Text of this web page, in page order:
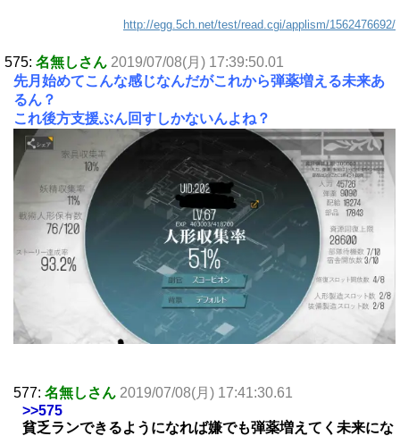
http://egg.5ch.net/test/read.cgi/applism/1562476692/
575: 名無しさん 2019/07/08(月) 17:39:50.01
先月始めてこんな感じなんだがこれから弾薬増える未来あ
るん？
これ後方支援ぶん回すしかないんよね？
577: 名無しさん 2019/07/08(月) 17:41:30.61
>>575
貧乏ランできるようになれば嫌でも弾薬増えてく未来にな